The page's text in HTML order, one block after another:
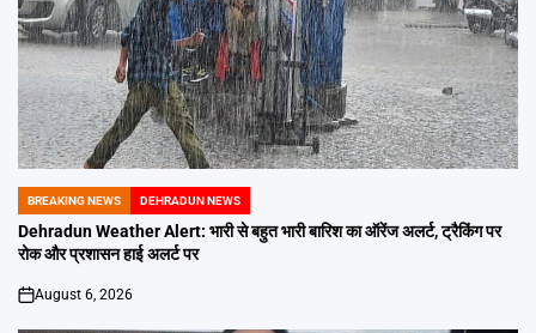
POSTED
IN
BREAKING NEWS DEHRADUN NEWS
Dehradun Weather Alert: भारी से बहुत भारी बारिश का ऑरेंज अलर्ट, ट्रैकिंग पर
रोक और प्रशासन हाई अलर्ट पर
on
August 6, 2026